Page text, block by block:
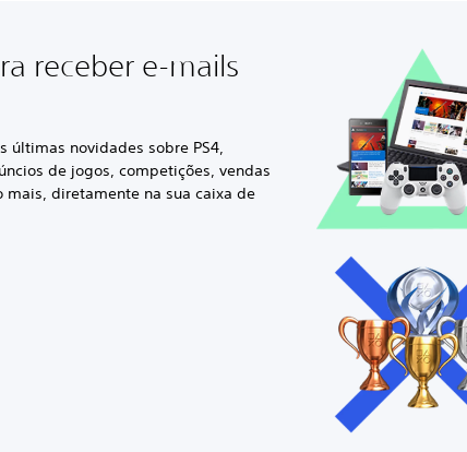
receber e-mails
últimas novidades sobre PS4,
de jogos, competições, vendas
mais, diretamente na sua caixa de